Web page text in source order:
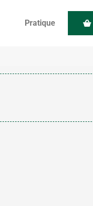
Pratique